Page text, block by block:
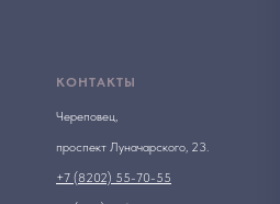
КОНТАКТЫ
Череповец,
проспект Луначарского, 23.
+7 (8202) 55-70-55